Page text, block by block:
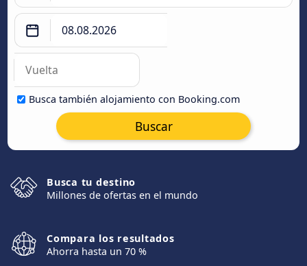
Busca también alojamiento con Booking.com
Buscar
Busca tu destino
Millones de ofertas en el mundo
Compara los resultados
Ahorra hasta un 70 %